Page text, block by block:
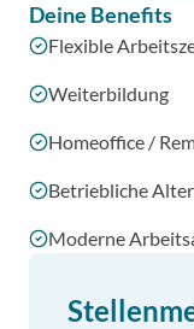
Deine Benefits
Flexible
Weiterbildung
Homeoffice /
Betriebliche
Moderne